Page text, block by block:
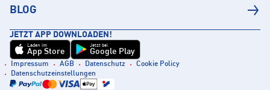
BLOG
JETZT APP DOWNLOADEN!
Laden im
App Store
Jetzt bei
Google Play
Impressum AGB Datenschutz
Cookie Policy
Datenschutzeinstellungen